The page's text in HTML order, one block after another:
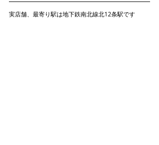
実店舗、最寄り駅は地下鉄南北線北12条駅です